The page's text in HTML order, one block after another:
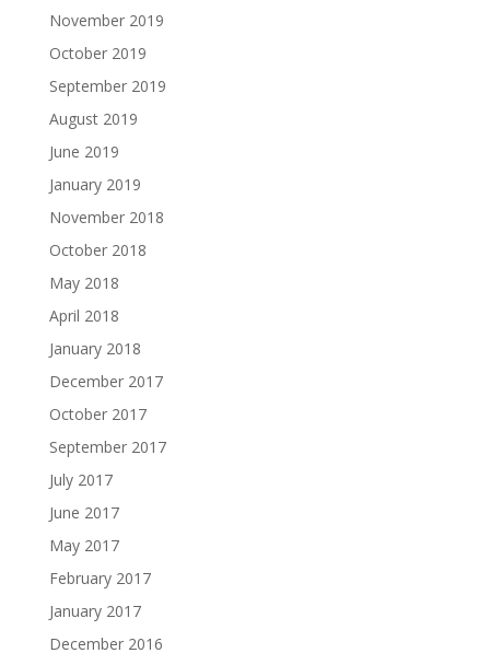
November 2019
October 2019
September 2019
August 2019
June 2019
January 2019
November 2018
October 2018
May 2018
April 2018
January 2018
December 2017
October 2017
September 2017
July 2017
June 2017
May 2017
February 2017
January 2017
December 2016